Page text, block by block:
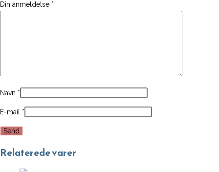
Din anmeldelse *
Navn *
E-mail *
Relaterede varer